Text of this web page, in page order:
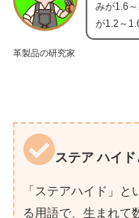
革製品の研究家
みが1.6
が1.2～
ステア ハイド
「ステアハイド」
る用語で、生まれて